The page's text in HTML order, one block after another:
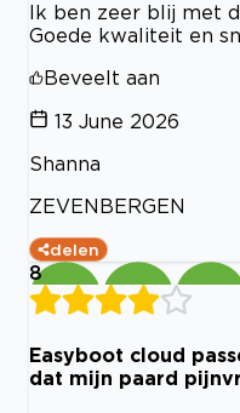
Ik ben zeer blij met
Goede kwaliteit en
Beveelt aan
13 June 2026
Shanna
ZEVENBERGEN
delen
8
Easyboot cloud
dat mijn paard